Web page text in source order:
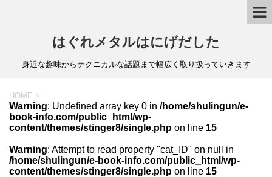
はぐれメタルはにげだした
身近な趣味からテクニカルな話題まで幅広く取り扱っていきます
HOME >
Warning: Undefined array key 0 in /home/shulingun/e-
book-info.com/public_html/wp-
content/themes/stinger8/single.php on line 15
Warning: Attempt to read property "cat_ID" on null in
/home/shulingun/e-book-info.com/public_html/wp-
content/themes/stinger8/single.php on line 15